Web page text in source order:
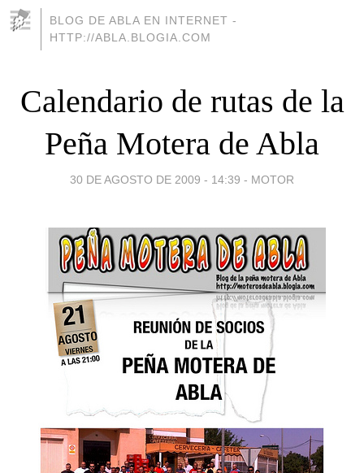
BLOG DE ABLA EN INTERNET -
HTTP://ABLA.BLOGIA.COM
Calendario de rutas de la
Peña Motera de Abla
30 DE AGOSTO DE 2009 - 14:39 - MOTOR